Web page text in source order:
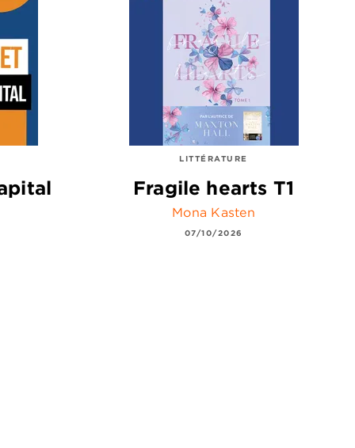
LITTÉRATURE
Fragile hearts T1
Mona Kasten
07/10/2026